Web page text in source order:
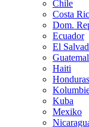
Chile
Costa
Dom.
Ecuador
El
Haiti
Honduras
Kuba
Mexiko